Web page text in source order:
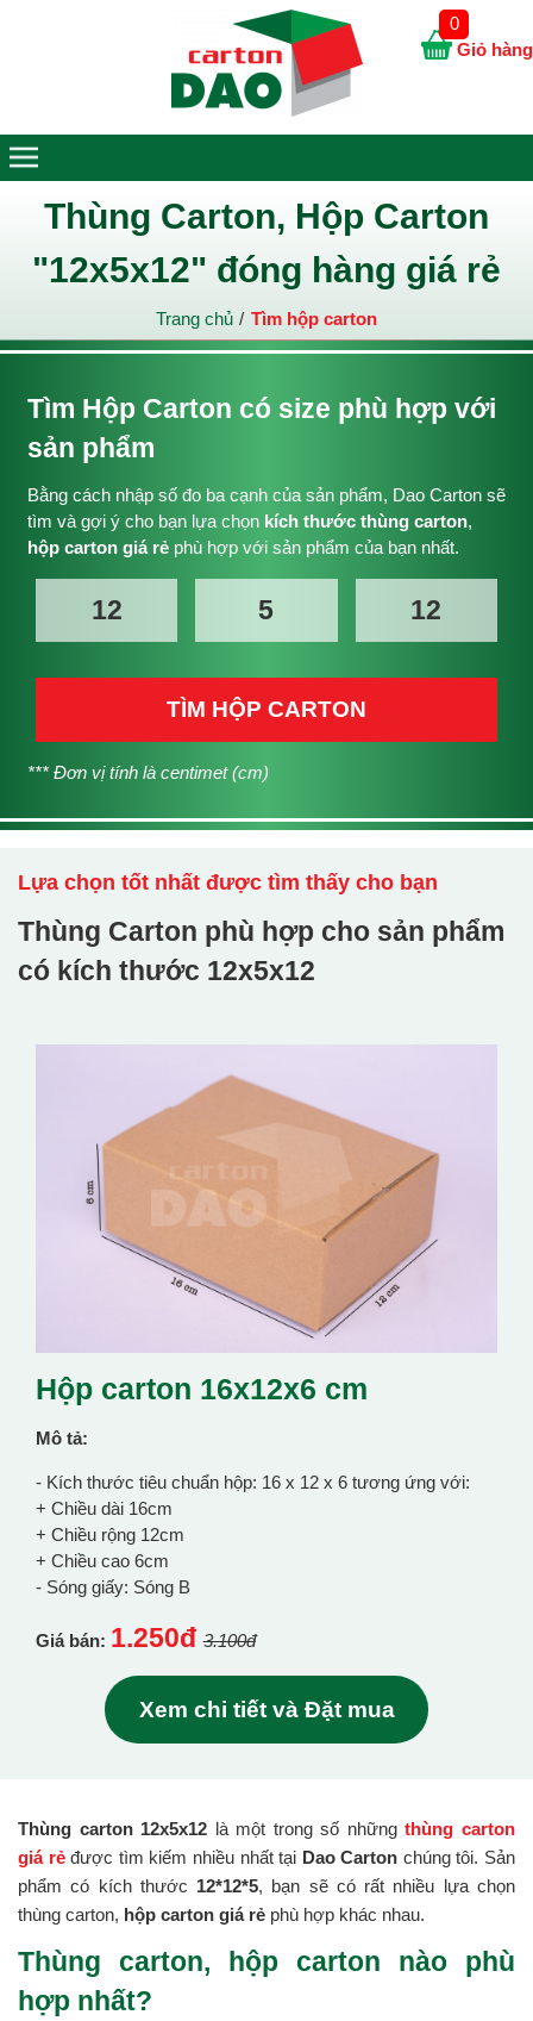
Thùng Carton, Hộp Carton
"12x5x12" đóng hàng giá rẻ
Trang chủ Tìm hộp carton
Tìm Hộp Carton có size phù hợp với
sản phẩm
Bằng cách nhập số đo ba cạnh của sản phẩm, Dao Carton sẽ
tìm và gợi ý cho bạn lựa chọn kích thước thùng carton,
hộp carton giá rẻphù hợp với sản phẩm của bạn nhất.
TÌM HỘP CARTON
*** Đơn vị tính là centimet (cm)
Lựa chọn tốt nhất được tìm thấy cho bạn
Thùng Carton phù hợp cho sản phẩm
có kích thước 12x5x12
Hộp carton 16x12x6 cm
Mô tả:
- Kích thước tiêu chuẩn hộp: 16 x 12 x 6 tương ứng với:
+ Chiều dài 16cm
+ Chiều rộng 12cm
+ Chiều cao 6cm
- Sóng giấy: Sóng B
Giá bán: 1.250đ 3.100đ
Xem chi tiết và Đặt mua
Thùng carton 12x5x12 là một trong số nhữngthùng carton
giá rẻđược tìm kiếm nhiều nhất tại Dao Carton chúng tôi. Sản
phẩm có kích thước 12*12*5, bạn sẽ có rất nhiều lựa chọn
thùng carton, hộp carton giá rẻ phù hợp khác nhau.
Thùng carton, hộp carton nào phù
hợp nhất?
Giỏ hàng
0